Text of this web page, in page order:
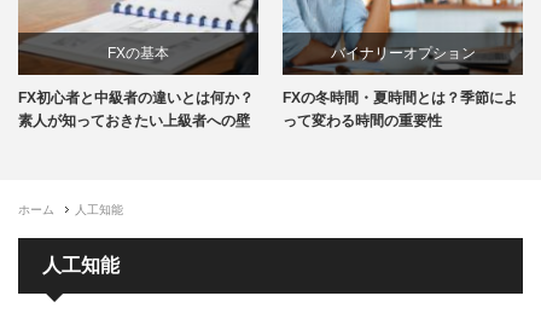
FXの基本
FX初心者と中級者の違いとは何か？
素人が知っておきたい上級者への壁
バイナリーオプション
FXの冬時間・夏時間とは？季節によ
って変わる時間の重要性
ホーム 人工知能
人工知能